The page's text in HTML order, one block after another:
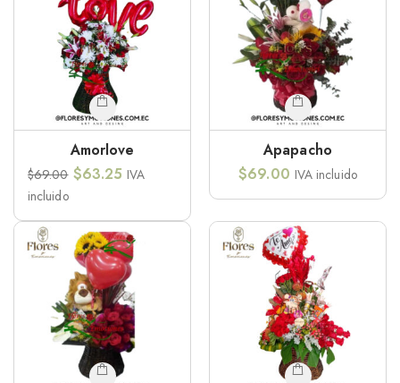
Amorlove
$69.00 $63.25 IVA
incluido
Apapacho
$69.00 IVA incluido